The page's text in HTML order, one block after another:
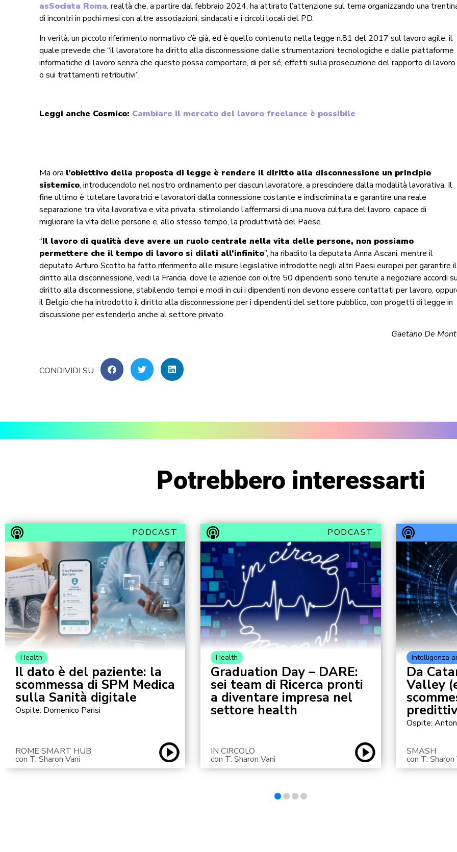
asSociata Roma, realtà che, a partire dal febbraio 2024, ha attirato l’attenzione sul tema organizzando una
di incontri in pochi mesi con altre associazioni, sindacati e i circoli locali del PD.
In verità, un piccolo riferimento normativo c’è già, ed è quello contenuto nella legge n.81 del 2017 sul lavoro agile, il
quale prevede che “il lavoratore ha diritto alla disconnessione dalle strumentazioni tecnologiche e dalle piattaforme
informatiche di lavoro senza che questo possa comportare, di per sé, effetti sulla prosecuzione del rapporto di lavoro
o sui trattamenti retributivi”.
Leggi anche Cosmico: Cambiare il mercato del lavoro freelance è possibile
Ma ora l’obiettivo della proposta di legge è rendere il diritto alla disconnessione un principio
sistemico, introducendolo nel nostro ordinamento per ciascun lavoratore, a prescindere dalla modalità lavorativa. Il
fine ultimo è tutelare lavoratrici e lavoratori dalla connessione costante e indiscriminata e garantire una reale
separazione tra vita lavorativa e vita privata, stimolando l’affermarsi di una nuova cultura del lavoro, capace di
migliorare la vita delle persone e, allo stesso tempo, la produttività del Paese.
“Il lavoro di qualità deve avere un ruolo centrale nella vita delle persone, non possiamo
permettere che il tempo di lavoro si dilati all’infinito”, ha ribadito la deputata Anna Ascani, mentre il
deputato Arturo Scotto ha fatto riferimento alle misure legislative introdotte negli altri Paesi europei per garantire il
diritto alla disconnessione, vedi la Francia, dove le aziende con oltre 50 dipendenti sono tenute a negoziare accordi
diritto alla disconnessione, stabilendo tempi e modi in cui i dipendenti non devono essere contattati per lavoro,
il Belgio che ha introdotto il diritto alla disconnessione per i dipendenti del settore pubblico, con progetti di legge in
discussione per estenderlo anche al settore privato.
Gaetano De
Potrebbero interessarti
PODCAST
Health
Il dato è del paziente: la
scommessa di SPM Medica
sulla Sanità digitale
Ospite: Domenico Parisi
ROME SMART HUB
con T. Sharon Vani
PODCAST
Health
Graduation Day – DARE:
sei team di Ricerca pronti
a diventare impresa nel
settore health
IN CIRCOLO
con T. Sharon Vani
Intelligenza
Da
Valley
Ospite:
SMASH
con T. Sharon